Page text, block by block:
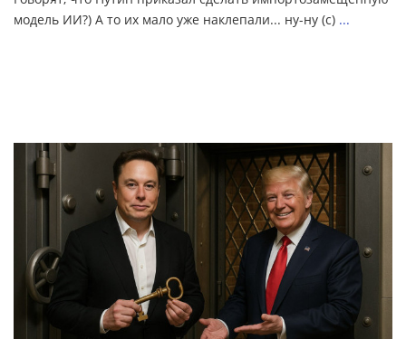
модель ИИ?) А то их мало уже наклепали... ну-ну (с) ...